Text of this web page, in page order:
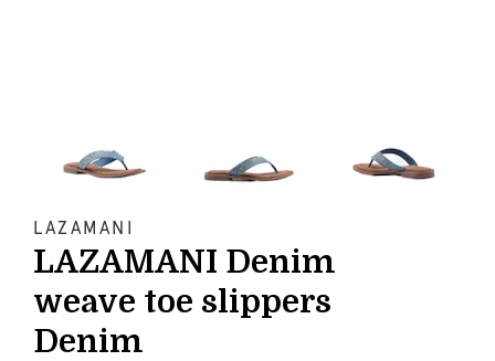
LAZAMANI
LAZAMANI Denim
weave toe slippers
Denim